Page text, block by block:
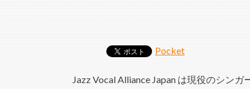
Pocket
Jazz Vocal Alliance Japan は現役のシン